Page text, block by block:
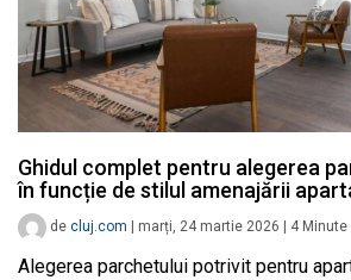
Ghidul complet pentru alegerea
în funcție de stilul amenajării
de cluj.com marți, 24 martie 2026 4 Minute
Alegerea parchetului potrivit pentru